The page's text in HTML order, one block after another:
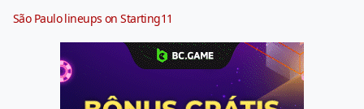
São Paulo lineups on Starting11